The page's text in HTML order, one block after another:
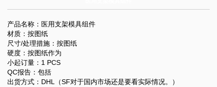
产品名称：医用支架模具组件
材质：按图纸
尺寸/处理措施：按图纸
硬度：按图纸作为
小起订量：1 PCS
QC报告：包括
出货方式：DHL（SF对于国内市场还是要看实际情况。）